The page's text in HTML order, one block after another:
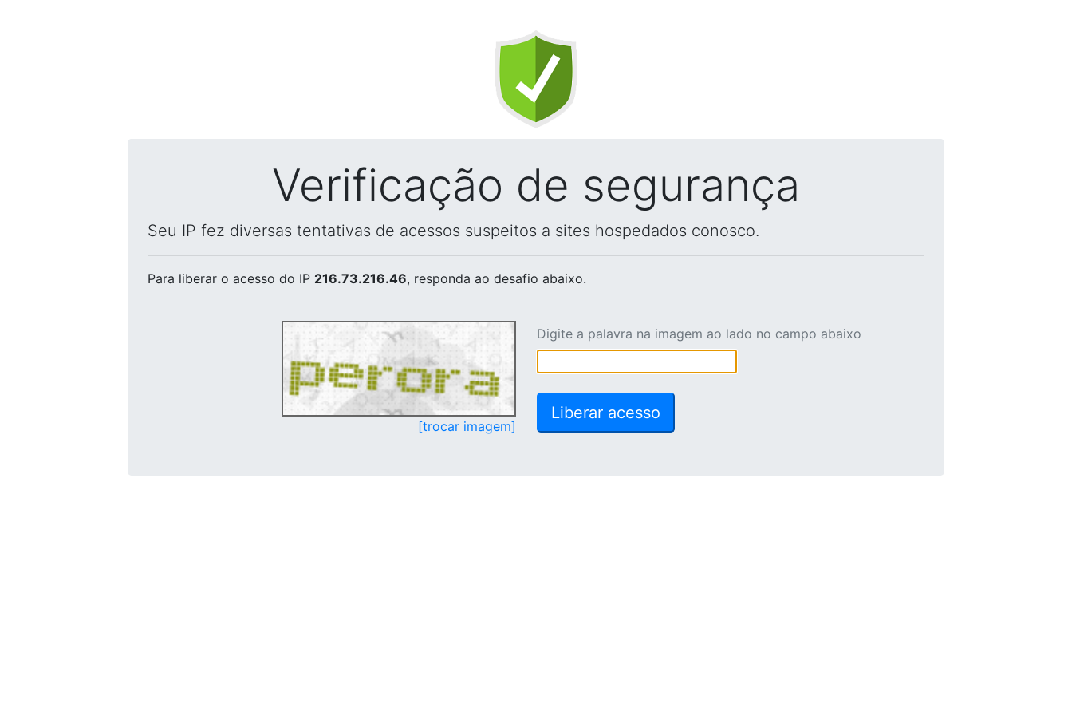
Verificação de segurança
Seu IP fez diversas tentativas de acessos suspeitos a sites hospedados conosco.
Para liberar o acesso do IP 216.73.216.46, responda ao desafio abaixo.
[trocar imagem]
Digite a palavra na imagem ao lado no campo abaixo